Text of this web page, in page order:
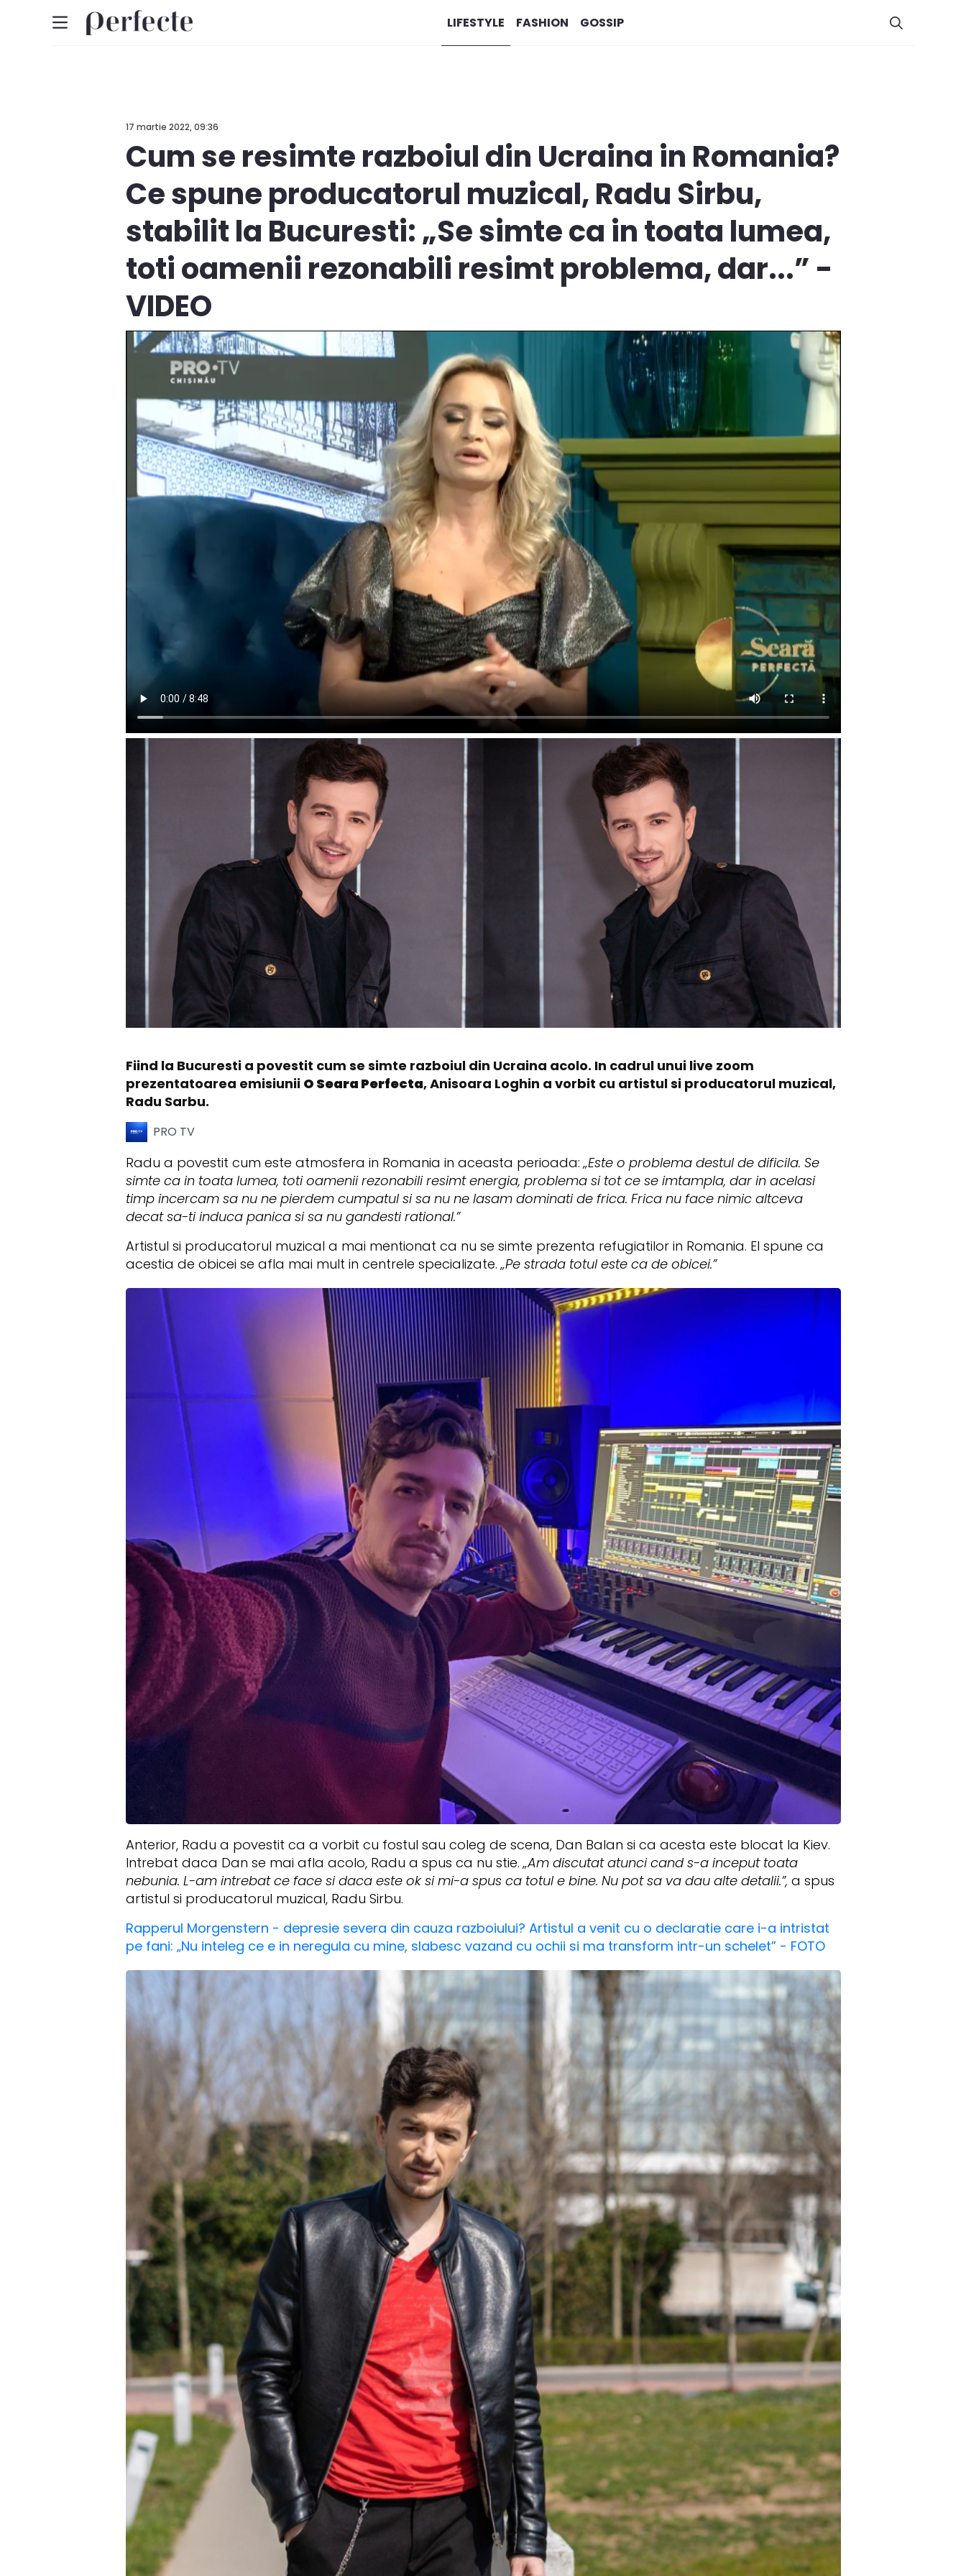
LIFESTYLE FASHION GOSSIP
17 martie 2022, 09:36
Cum se resimte razboiul din Ucraina in Romania?
Ce spune producatorul muzical, Radu Sirbu,
stabilit la Bucuresti: „Se simte ca in toata lumea,
toti oamenii rezonabili resimt problema, dar...” -
VIDEO
Fiind la Bucuresti a povestit cum se simte razboiul din Ucraina acolo. In cadrul unui live zoom
prezentatoarea emisiunii O Seara Perfecta, Anisoara Loghin a vorbit cu artistul si producatorul muzical,
Radu Sarbu.
PRO TV
Radu a povestit cum este atmosfera in Romania in aceasta perioada:„Este o problema destul de dificila. Se
simte ca in toata lumea, toti oamenii rezonabili resimt energia, problema si tot ce se imtampla, dar in acelasi
timp incercam sa nu ne pierdem cumpatul si sa nu ne lasam dominati de frica. Frica nu face nimic altceva
decat sa-ti induca panica si sa nu gandesti rational.”
Artistul si producatorul muzical a mai mentionat ca nu se simte prezenta refugiatilor in Romania. El spune ca
acestia de obicei se afla mai mult in centrele specializate. „Pe strada totul este ca de obicei.”
Anterior, Radu a povestit ca a vorbit cu fostul sau coleg de scena, Dan Balan si ca acesta este blocat la Kiev.
Intrebat daca Dan se mai afla acolo, Radu a spus ca nu stie.„Am discutat atunci cand s-a inceput toata
nebunia. L-am intrebat ce face si daca este ok si mi-a spus ca totul e bine. Nu pot sa va dau alte detalii.”, a spus
artistul si producatorul muzical, Radu Sirbu.
Rapperul Morgenstern - depresie severa din cauza razboiului? Artistul a venit cu o declaratie care i-a intristat
pe fani: „Nu inteleg ce e in neregula cu mine, slabesc vazand cu ochii si ma transform intr-un schelet” - FOTO